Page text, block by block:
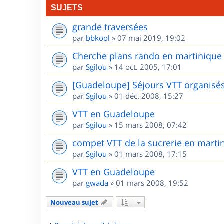
SUJETS
grande traversées
par bbkool » 07 mai 2019, 19:02
Cherche plans rando en martinique
par Sgilou » 14 oct. 2005, 17:01
[Guadeloupe] Séjours VTT
par Sgilou » 01 déc. 2008, 15:27
VTT en Guadeloupe
par Sgilou » 15 mars 2008, 07:42
compet VTT de la sucrerie en
par Sgilou » 01 mars 2008, 17:15
VTT en Guadeloupe
par gwada » 01 mars 2008, 19:52
Nouveau sujet